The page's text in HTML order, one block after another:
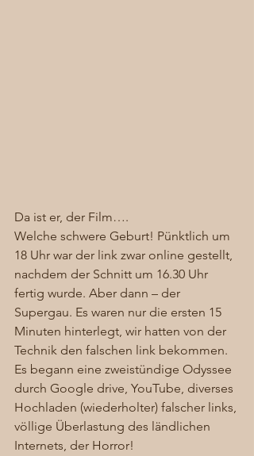
Da ist er, der Film….
Welche schwere Geburt! Pünktlich um
18 Uhr war der link zwar online gestellt,
nachdem der Schnitt um 16.30 Uhr
fertig wurde. Aber dann – der
Supergau. Es waren nur die ersten 15
Minuten hinterlegt, wir hatten von der
Technik den falschen link bekommen.
Es begann eine zweistündige Odyssee
durch Google drive, YouTube, diverses
Hochladen (wiederholter) falscher links,
völlige Überlastung des ländlichen
Internets, der Horror!